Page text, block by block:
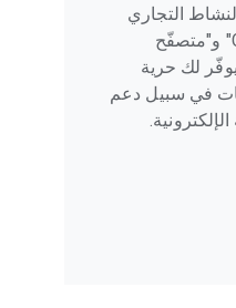
التجاري
في "نظام التشغيل Chrome" و"متصفّح
Chrome" وأجهزة Chrome يوفّر لك حرية
في سبيل دعم